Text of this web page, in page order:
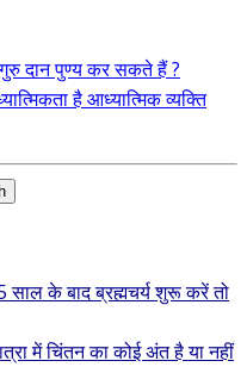
गुरु दान पुण्य कर सकते हैं ?
है आध्यात्मिक व्यक्ति
साल के बाद ब्रह्मचर्य शुरू करें तो
में चिंतन का कोई अंत है या नहीं